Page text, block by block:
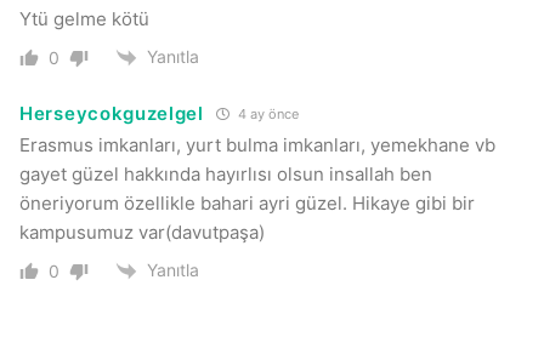
Ytü gelme kötü
0 Yanıtla
Herseycokguzelgel 4 ay önce
Erasmus imkanları, yurt bulma imkanları, yemekhane vb
gayet güzel hakkında hayırlısı olsun insallah ben
öneriyorum özellikle bahari ayri güzel. Hikaye gibi bir
kampusumuz var(davutpaşa)
0 Yanıtla